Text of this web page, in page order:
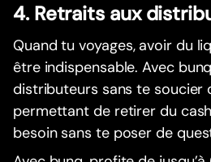
4. Retraits aux
Quand tu voyages, avoir du
être indispensable. Avec
distributeurs sans te soucier
permettant de retirer du
besoin sans te poser de